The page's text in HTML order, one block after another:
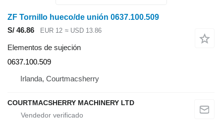
ZF Tornillo hueco/de unión 0637.100.509
S/ 46.86
EUR 12 ≈ USD 13.86
Elementos de sujeción
0637.100.509
Irlanda, Courtmacsherry
COURTMACSHERRY MACHINERY LTD